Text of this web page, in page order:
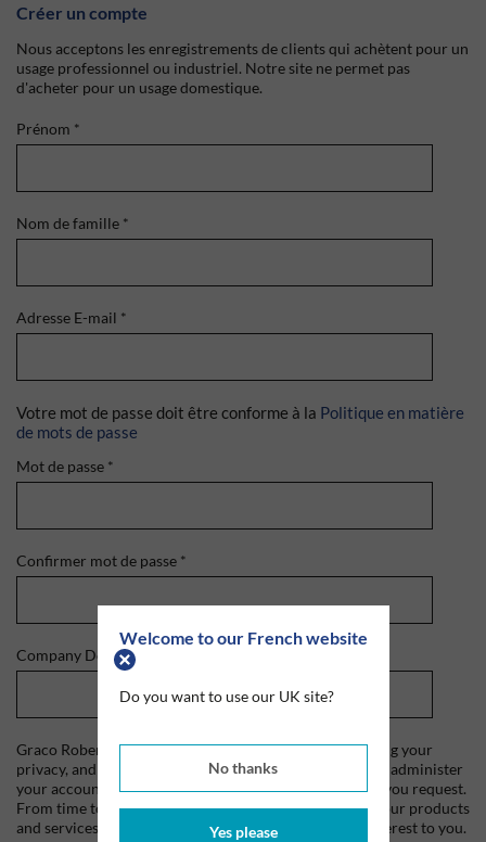
Welcome to our French website
Do you want to use our UK site?
No thanks
Yes please
Créer un compte
Nous acceptons les enregistrements de clients qui achètent pour un
usage professionnel ou industriel. Notre site ne permet pas
d'acheter pour un usage domestique.
Prénom *
Nom de famille *
Adresse E-mail *
Votre mot de passe doit être conforme à la Politique en matière
de mots de passe
Mot de passe *
Confirmer mot de passe *
Company Domain
Graco Roberts is committed to protecting and respecting your
privacy, and we'll only use your personal information to administer
your account and to provide the products and services you request.
From time to time, we would like to contact you about our products
and services, as well as other content that may be of interest to you.